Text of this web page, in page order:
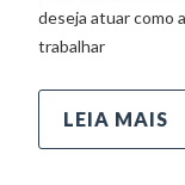
deseja atuar como
trabalhar
LEIA MAIS